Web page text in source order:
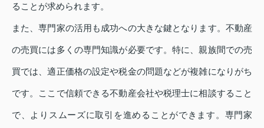
ることが求められます。
また、専門家の活用も成功への大きな鍵となります。不動産
の売買には多くの専門知識が必要です。特に、親族間での売
買では、適正価格の設定や税金の問題などが複雑になりがち
です。ここで信頼できる不動産会社や税理士に相談すること
で、よりスムーズに取引を進めることができます。専門家